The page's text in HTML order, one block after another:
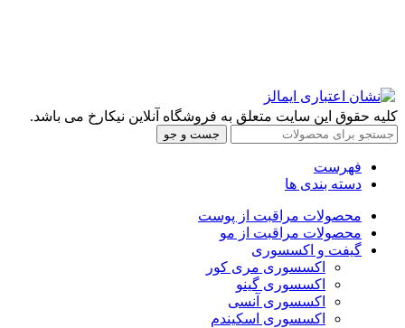
کلیه حقوق این سایت متعلق به فروشگاه آنلاین نیکارخ می باشد.
جست و جو
فهرست
دسته بندی ها
محصولات مراقبت از پوست
محصولات مراقبت از مو
گیفت و اکسسوری
اکسسوری مری کور
اکسسوری گینو
اکسسوری آنسی
اکسسوری اسکیندم